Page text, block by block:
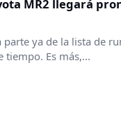
MR2 llegará
parte ya de la lista de
tiempo. Es más,...